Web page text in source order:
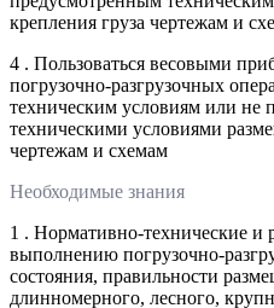
крепления груза чертежам и
4 . Пользоваться весовыми
погрузочно-разгрузочных
техническим условиям или не
техническими условиями
чертежам и схемам
Необходимые знания
1 . Нормативно-технические и
выполнению погрузочно-
состояния, правильности
длинномерного, лесного,